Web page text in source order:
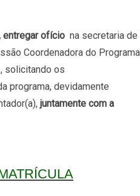
entregar ofício na secretaria de
Coordenadora do Programa
solicitando os
programa, devidamente
juntamente com a